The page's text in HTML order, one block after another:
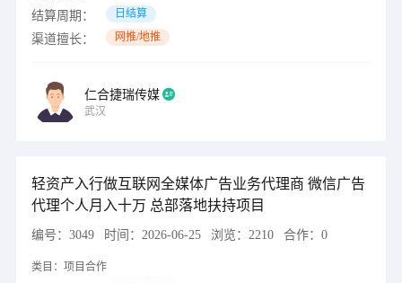
结算周期： 日结算
渠道擅长： 网推/地推
仁合捷瑞传媒
武汉
轻资产入行做互联网全媒体广告业务代理商 微信广告
代理个人月入十万 总部落地扶持项目
编号： 3049 时间： 2026-06-25 浏览： 2210 合作： 0
类目： 项目合作